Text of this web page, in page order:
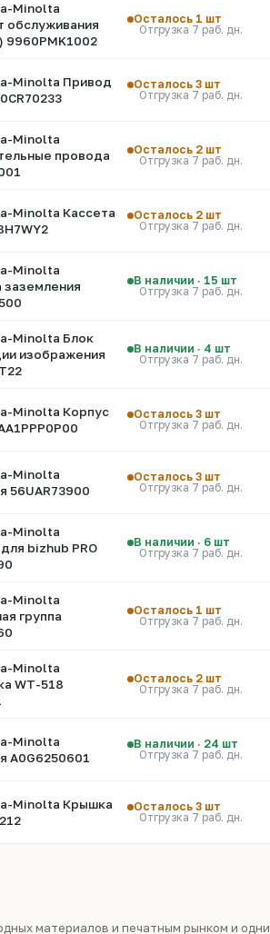
Minolta
обслуживания
9960PMK1002
Осталось 1 шт
Отгрузка 7 раб. дн.
Minolta Привод
Осталось 3 шт
Отгрузка 7 раб. дн.
Minolta
провода
Осталось 2 шт
Отгрузка 7 раб. дн.
Minolta Кассета
Осталось 2 шт
Отгрузка 7 раб. дн.
Minolta
заземления
В наличии · 15 шт
Отгрузка 7 раб. дн.
Minolta Блок
изображения
В наличии · 4 шт
Отгрузка 7 раб. дн.
Minolta Корпус
Осталось 3 шт
Отгрузка 7 раб. дн.
Minolta
56UAR73900
Осталось 3 шт
Отгрузка 7 раб. дн.
Minolta
bizhub PRO
В наличии · 6 шт
Отгрузка 7 раб. дн.
Minolta
группа
Осталось 1 шт
Отгрузка 7 раб. дн.
Minolta
WT-518
Осталось 2 шт
Отгрузка 7 раб. дн.
Minolta
A0G6250601
В наличии · 24 шт
Отгрузка 7 раб. дн.
Minolta Крышка
Осталось 3 шт
Отгрузка 7 раб. дн.
материалов и печатным рынком и